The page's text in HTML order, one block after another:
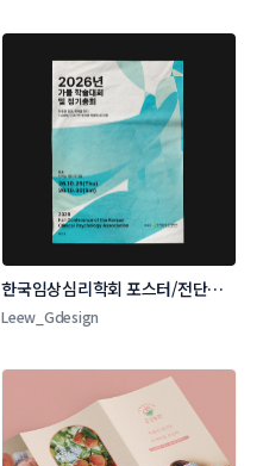
한국임상심리학회 포스터/전단지
콘테스트
Leew_Gdesign